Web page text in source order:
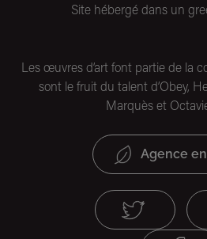
Site hébergé dans un
Les œuvres d’art font partie de la
sont le fruit du talent d’Obey,
Marquès et
Agence